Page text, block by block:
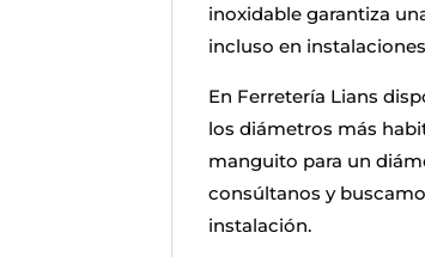
inoxidable garantiza
incluso en
En Ferretería Lians
los diámetros más
manguito para un
consúltanos y
instalación.